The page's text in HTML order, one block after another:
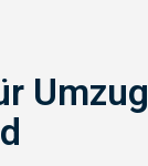
Umzug